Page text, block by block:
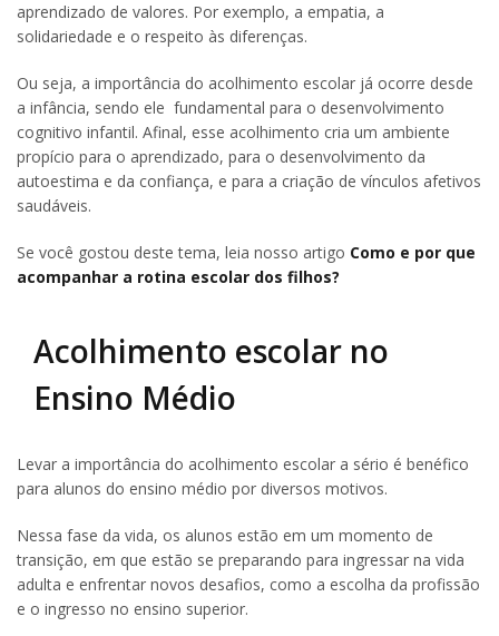
aprendizado de valores. Por exemplo, a empatia, a
solidariedade e o respeito às diferenças.
Ou seja, a importância do acolhimento escolar já ocorre desde
a infância, sendo ele fundamental para o desenvolvimento
cognitivo infantil. Afinal, esse acolhimento cria um ambiente
propício para o aprendizado, para o desenvolvimento da
autoestima e da confiança, e para a criação de vínculos afetivos
saudáveis.
Se você gostou deste tema, leia nosso artigo Como e por que
acompanhar a rotina escolar dos filhos?
Acolhimento escolar no
Ensino Médio
Levar a importância do acolhimento escolar a sério é benéfico
para alunos do ensino médio por diversos motivos.
Nessa fase da vida, os alunos estão em um momento de
transição, em que estão se preparando para ingressar na vida
adulta e enfrentar novos desafios, como a escolha da profissão
e o ingresso no ensino superior.